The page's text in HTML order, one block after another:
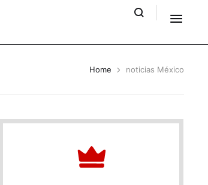
Home noticias México